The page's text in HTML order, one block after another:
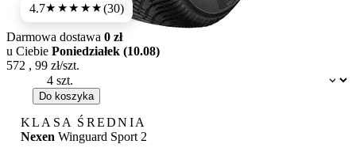
4.7★★★★★(30)
Dostępność:
Darmowa dostawa 0 zł
u Ciebie Poniedziałek (10.08)
572 , 99 zł/szt.
Do koszyka
KLASA ŚREDNIA
Nexen Winguard Sport 2